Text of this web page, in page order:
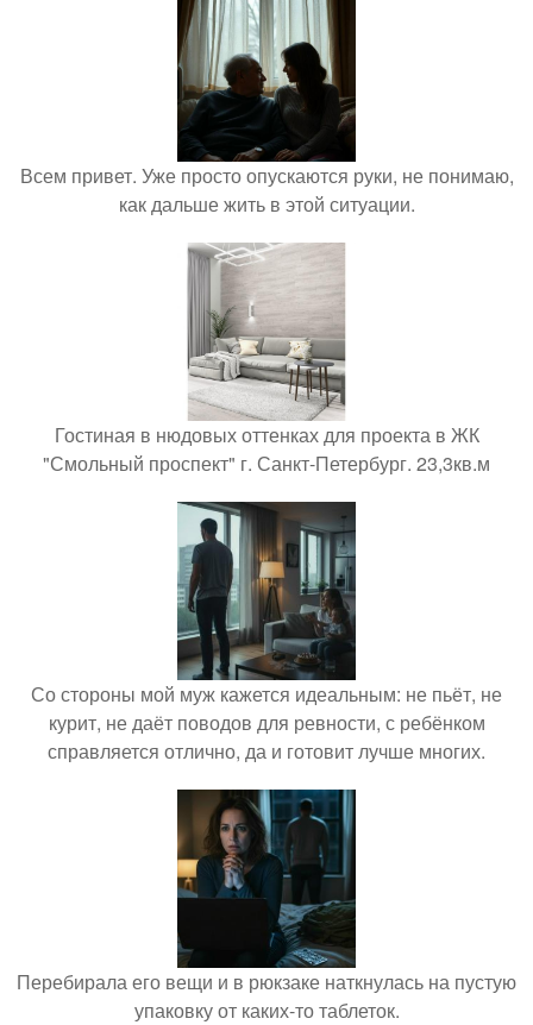
Всем привет. Уже просто опускаются руки, не понимаю,
как дальше жить в этой ситуации.
Гостиная в нюдовых оттенках для проекта в ЖК
"Смольный проспект" г. Санкт-Петербург. 23,3кв.м
Со стороны мой муж кажется идеальным: не пьёт, не
курит, не даёт поводов для ревности, с ребёнком
справляется отлично, да и готовит лучше многих.
Перебирала его вещи и в рюкзаке наткнулась на пустую
упаковку от каких-то таблеток.